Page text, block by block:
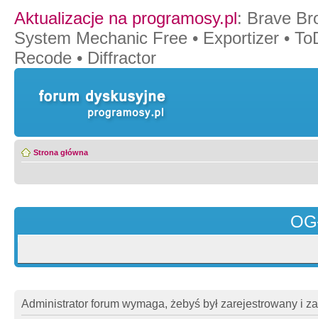
Aktualizacje na programosy.pl: Brave
System Mechanic Free • Exportizer •
Recode • Diffractor
Strona główna
Administrator forum wymaga, żebyś był zarejestrowany i